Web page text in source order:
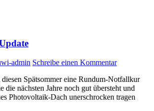
admin Schreibe einen Kommentar
diesen Spätsommer eine Rundum-Notfallkur
die nächsten Jahre noch gut übersteht und
Photovoltaik-Dach unerschrocken tragen